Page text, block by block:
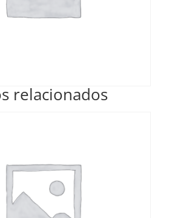
relacionados